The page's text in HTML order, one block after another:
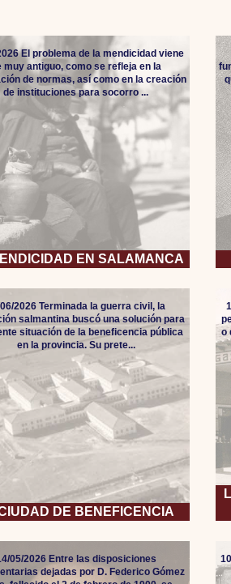
EN SALAMANCA
El problema de la mendicidad viene
muy antiguo, como se refleja en la
de normas, así como en la creación
de instituciones para socorro ...
DE BENEFICENCIA
2026 Terminada la guerra civil, la
salmantina buscó una solución para
situación de la beneficencia pública
en la provincia. Su prete...
o
05/2026 Entre las disposiciones
dejadas por D. Federico Gómez